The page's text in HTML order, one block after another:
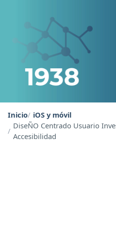
Inicio iOS y móvil
DiseÑO Centrado Usuario
Accesibilidad